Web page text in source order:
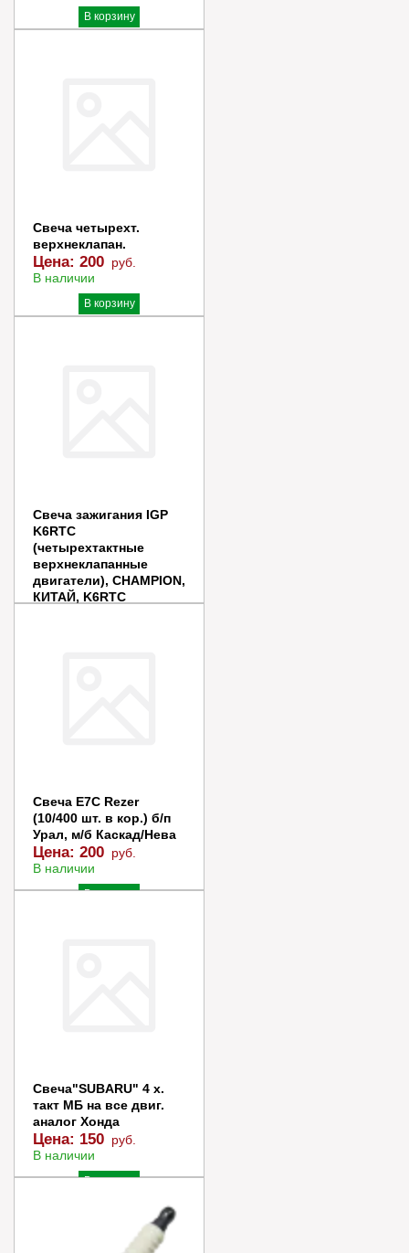
В корзину
Свеча четырехт.
верхнеклапан.
Цена: 200 руб.
В наличии
В корзину
Свеча зажигания IGP
K6RTC
(четырехтактные
верхнеклапанные
двигатели), CHAMPION,
КИТАЙ, K6RTC
Свеча E7C Rezer
(10/400 шт. в кор.) б/п
Урал, м/б Каскад/Нева
Цена: 200 руб.
В наличии
В корзину
Свеча"SUBARU" 4 х.
такт МБ на все двиг.
аналог Хонда
Цена: 150 руб.
В наличии
В корзину